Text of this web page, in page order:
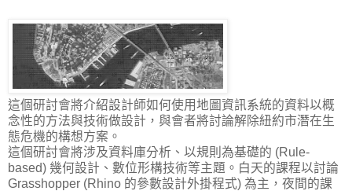
這個研討會將介紹設計師如何使用地圖資訊系統的資料以概
念性的方法與技術做設計，與會者將討論解除紐約市潛在生
態危機的構想方案。
這個研討會將涉及資料庫分析、以規則為基礎的 (Rule-
based) 幾何設計、數位形構技術等主題。白天的課程以討論
Grasshopper (Rhino 的參數設計外掛程式) 為主，夜間的課